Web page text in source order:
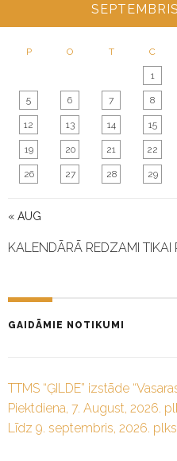
P O T C
« AUG
1
5 6 7 8
12 13 14 15
19 20 21 22
26 27 28 29
KALENDĀRĀ REDZAMI TIKAI
GAIDĀMIE NOTIKUMI
TTMS “ĢILDE” izstāde
Piektdiena, 7. August, 2026.
Līdz 9. septembris, 2026.